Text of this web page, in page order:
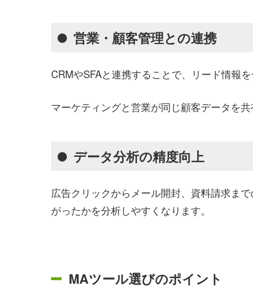
営業・顧客管理との連携
CRMやSFAと連携することで、リード情報を
マーケティングと営業が同じ顧客データを
データ分析の精度向上
広告クリックからメール開封、資料請求ま
がったかを分析しやすくなります。
MAツール選びのポイント